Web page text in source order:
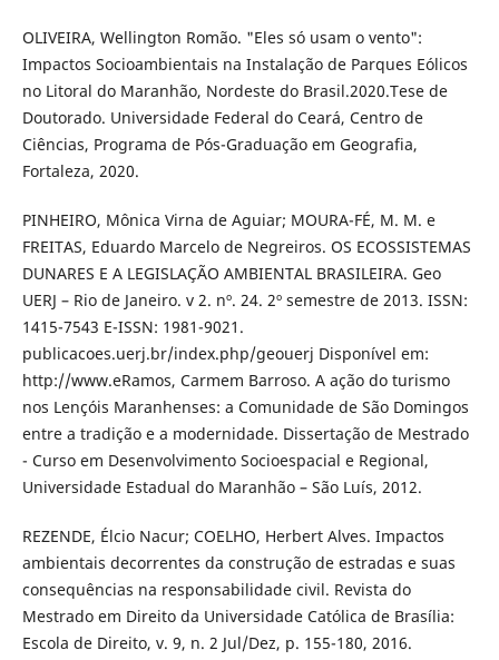
OLIVEIRA, Wellington Romão. "Eles só usam o vento":
Impactos Socioambientais na Instalação de Parques Eólicos
no Litoral do Maranhão, Nordeste do Brasil.2020.Tese de
Doutorado. Universidade Federal do Ceará, Centro de
Ciências, Programa de Pós-Graduação em Geografia,
Fortaleza, 2020.
PINHEIRO, Mônica Virna de Aguiar; MOURA-FÉ, M. M. e
FREITAS, Eduardo Marcelo de Negreiros. OS ECOSSISTEMAS
DUNARES E A LEGISLAÇÃO AMBIENTAL BRASILEIRA. Geo
UERJ – Rio de Janeiro. v 2. nº. 24. 2º semestre de 2013. ISSN:
1415-7543 E-ISSN: 1981-9021.
publicacoes.uerj.br/index.php/geouerj Disponível em:
http://www.eRamos, Carmem Barroso. A ação do turismo
nos Lençóis Maranhenses: a Comunidade de São Domingos
entre a tradição e a modernidade. Dissertação de Mestrado
- Curso em Desenvolvimento Socioespacial e Regional,
Universidade Estadual do Maranhão – São Luís, 2012.
REZENDE, Élcio Nacur; COELHO, Herbert Alves. Impactos
ambientais decorrentes da construção de estradas e suas
consequências na responsabilidade civil. Revista do
Mestrado em Direito da Universidade Católica de Brasília:
Escola de Direito, v. 9, n. 2 Jul/Dez, p. 155-180, 2016.